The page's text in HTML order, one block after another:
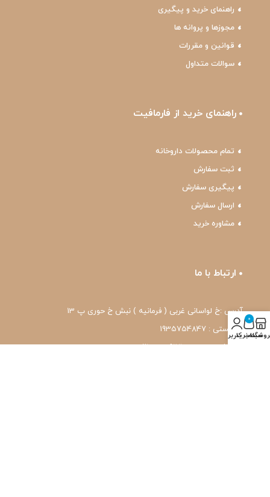
راهنمای خرید و پیگیری
مجوزها و پروانه ها
قوانین و مقررات
سوالات متداول
راهنمای خرید از فارمافیت
تمام محصولات داروخانه
ثبت سفارش
پیگیری سفارش
ارسال سفارش
مشاوره خرید
ارتباط با ما
آدرس :خ لواسانی غربی ( فرمانیه ) نبش خ حوری پ 13
کد پستی : 1935754847
شماره تماس: 22239171-۰۲۱
0
سبد خرید
حساب کاربری من